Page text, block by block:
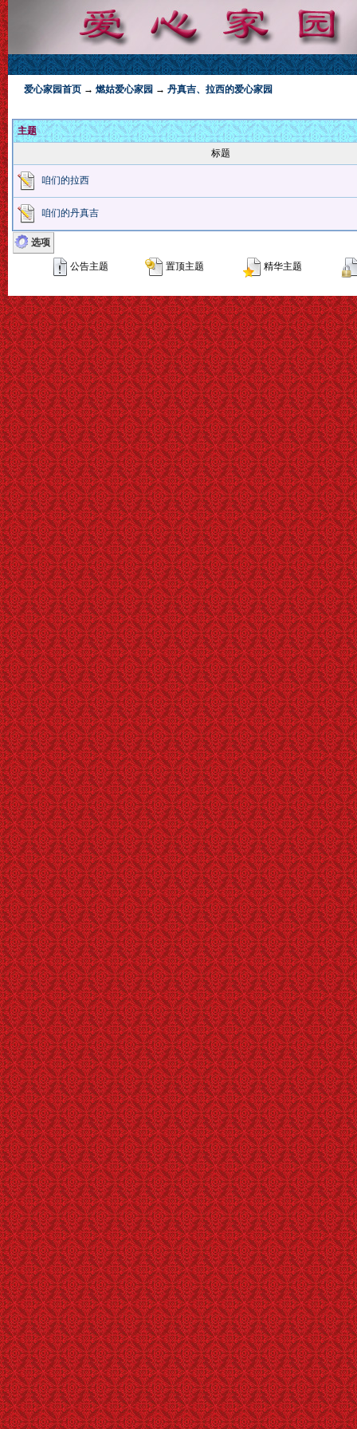
爱心家园首页 → 燃姑爱心家园 → 丹真吉、拉西的爱心家园
主题
标题
咱们的拉西
咱们的丹真吉
选项
公告主题 置顶主题 精华主题